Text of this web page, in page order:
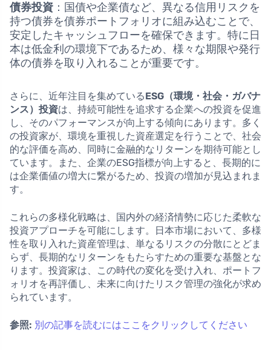
債券投資 ：国債や企業債など、異なる信用リスクを
持つ債券を債券ポートフォリオに組み込むことで、
安定したキャッシュフローを確保できます。特に日
本は低金利の環境下であるため、様々な期限や発行
体の債券を取り入れることが重要です。
さらに、近年注目を集めているESG（環境・社会・ガバナ
ンス）投資は、持続可能性を追求する企業への投資を促進
し、そのパフォーマンスが向上する傾向にあります。多く
の投資家が、環境を重視した資産選定を行うことで、社会
的な評価を高め、同時に金融的なリターンを期待可能とし
ています。また、企業のESG指標が向上すると、長期的に
は企業価値の増大に繋がるため、投資の増加が見込まれま
す。
これらの多様化戦略は、国内外の経済情勢に応じた柔軟な
投資アプローチを可能にします。日本市場において、多様
性を取り入れた資産管理は、単なるリスクの分散にとどま
らず、長期的なリターンをもたらすための重要な基盤とな
ります。投資家は、この時代の変化を受け入れ、ポートフ
ォリオを再評価し、未来に向けたリスク管理の強化が求め
られています。
参照: 別の記事を読むにはここをクリックしてください